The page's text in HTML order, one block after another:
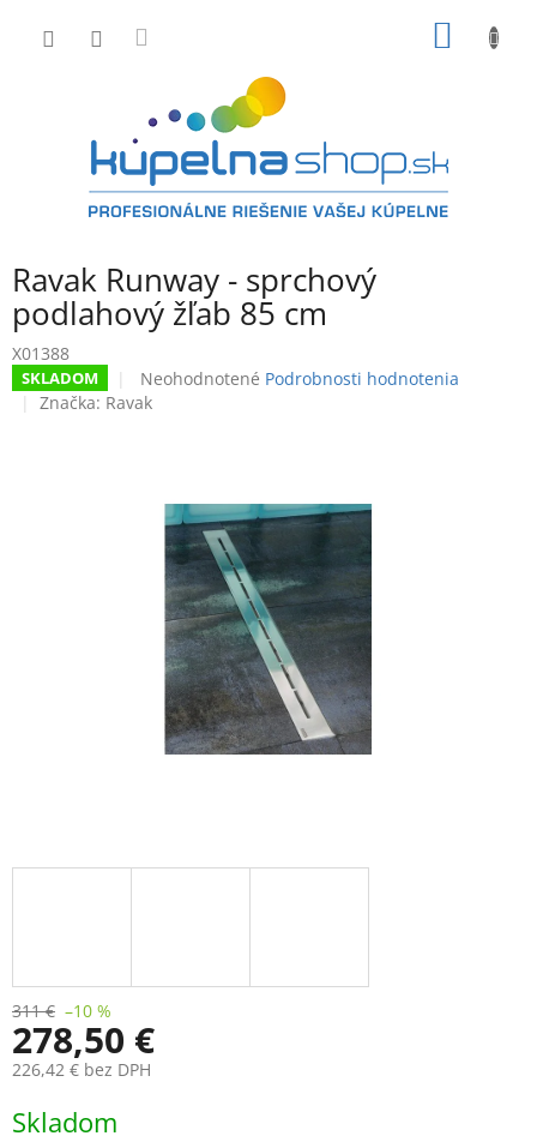
Ravak Runway - sprchový
podlahový žľab 85 cm
X01388
SKLADOM
Priemerné
hodnotenie
hviezdičiek.
Neohodnotené Podrobnosti hodnotenia
Značka: Ravak
311 € –10 %
278,50 €
226,42 € bez DPH
cena:
Skladom